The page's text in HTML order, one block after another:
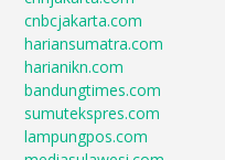
cnbcjakarta.com
hariansumatra.com
harianikn.com
bandungtimes.com
sumutekspres.com
lampungpos.com